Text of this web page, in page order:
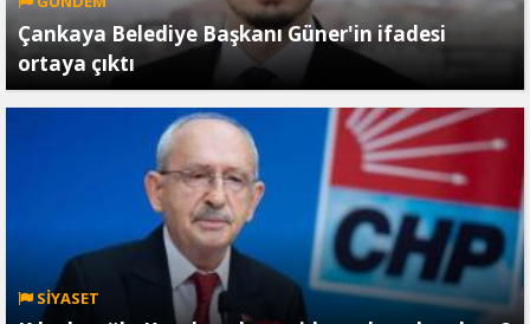
Çankaya Belediye Başkanı Güner'in ifadesi
ortaya çıktı
SİYASET